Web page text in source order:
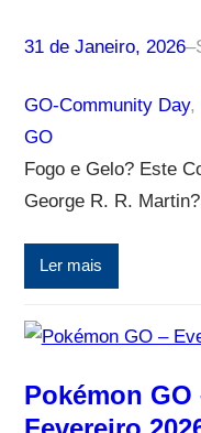
31 de Janeiro, 2026–
GO-Community Day,
GO
Fogo e Gelo? Este
George R. R. Martin?
Ler mais
Pokémon